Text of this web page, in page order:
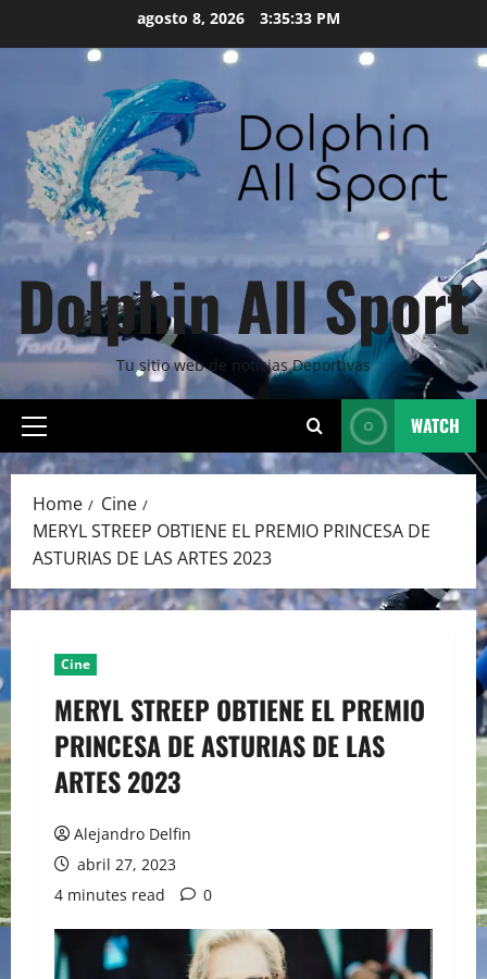
agosto 8, 2026 3:35:35 PM
Dolphin All Sport
Tu sitio web de noticias Deportivas
Primary
Menu
WATCH
Home
Cine
MERYL STREEP OBTIENE EL PREMIO PRINCESA DE
ASTURIAS DE LAS ARTES 2023
Cine
MERYL STREEP OBTIENE EL PREMIO
PRINCESA DE ASTURIAS DE LAS
ARTES 2023
Alejandro Delfin
abril 27, 2023
4 minutes read
0